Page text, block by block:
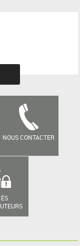
NOUS CONTACTER